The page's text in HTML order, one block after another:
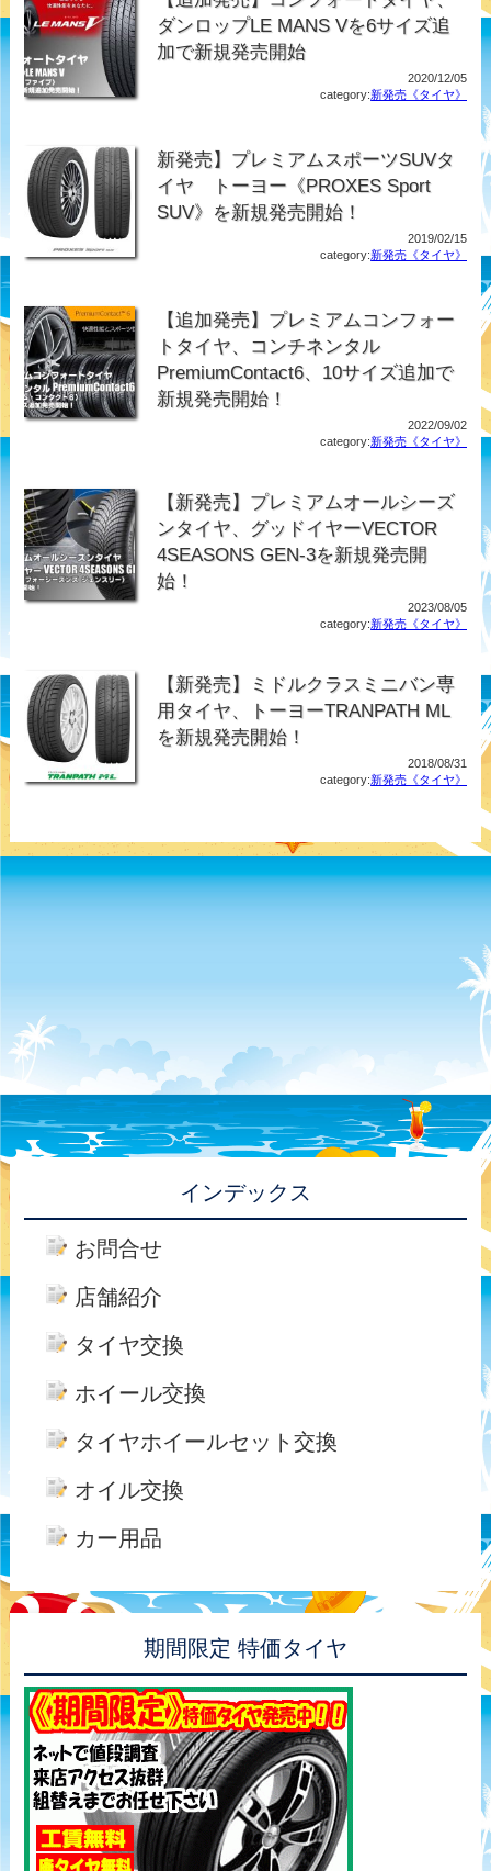
ダンロップLE MANS Vを6サイズ追
加で新規発売開始
2020/12/05
category:新発売《タイヤ》
新発売】プレミアムスポーツSUVタ
イヤ トーヨー《PROXES Sport
SUV》を新規発売開始！
2019/02/15
category:新発売《タイヤ》
【追加発売】プレミアムコンフォー
トタイヤ、コンチネンタル
PremiumContact6、10サイズ追加で
新規発売開始！
2022/09/02
category:新発売《タイヤ》
【新発売】プレミアムオールシーズ
ンタイヤ、グッドイヤーVECTOR
4SEASONS GEN-3を新規発売開
始！
2023/08/05
category:新発売《タイヤ》
【新発売】ミドルクラスミニバン専
用タイヤ、トーヨーTRANPATH ML
を新規発売開始！
2018/08/31
category:新発売《タイヤ》
インデックス
お問合せ
店舗紹介
タイヤ交換
ホイール交換
タイヤホイールセット交換
オイル交換
カー用品
期間限定 特価タイヤ